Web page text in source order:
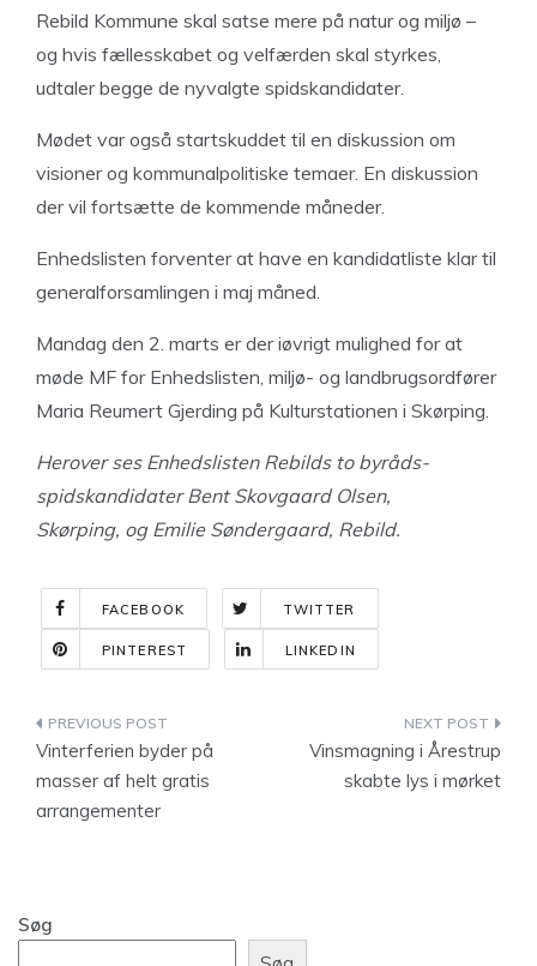
Rebild Kommune skal satse mere på natur og miljø –
og hvis fællesskabet og velfærden skal styrkes,
udtaler begge de nyvalgte spidskandidater.
Mødet var også startskuddet til en diskussion om
visioner og kommunalpolitiske temaer. En diskussion
der vil fortsætte de kommende måneder.
Enhedslisten forventer at have en kandidatliste klar til
generalforsamlingen i maj måned.
Mandag den 2. marts er der iøvrigt mulighed for at
møde MF for Enhedslisten, miljø- og landbrugsordfører
Maria Reumert Gjerding på Kulturstationen i Skørping.
Herover ses Enhedslisten Rebilds to byråds-
spidskandidaterBent Skovgaard Olsen,
Skørping, og Emilie Søndergaard, Rebild.
FACEBOOK TWITTER
PINTEREST LINKEDIN
Indlægsnavigation
Vinterferien byder på
masser af helt gratis
arrangementer
Vinsmagning i Årestrup
skabte lys i mørket
Søg